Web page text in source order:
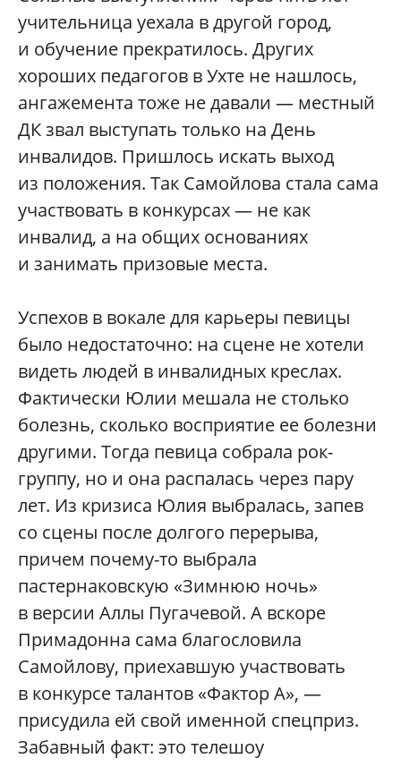
учительница уехала в другой город,
и обучение прекратилось. Других
хороших педагогов в Ухте не нашлось,
ангажемента тоже не давали — местный
ДК звал выступать только на День
инвалидов. Пришлось искать выход
из положения. Так Самойлова стала сама
участвовать в конкурсах — не как
инвалид, а на общих основаниях
и занимать призовые места.
Успехов в вокале для карьеры певицы
было недостаточно: на сцене не хотели
видеть людей в инвалидных креслах.
Фактически Юлии мешала не столько
болезнь, сколько восприятие ее болезни
другими. Тогда певица собрала рок-
группу, но и она распалась через пару
лет. Из кризиса Юлия выбралась, запев
со сцены после долгого перерыва,
причем почему-то выбрала
пастернаковскую «Зимнюю ночь»
в версии Аллы Пугачевой. А вскоре
Примадонна сама благословила
Самойлову, приехавшую участвовать
в конкурсе талантов «Фактор А», —
присудила ей свой именной спецприз.
Забавный факт: это телешоу